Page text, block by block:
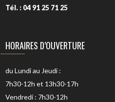
Tél. : 04 91 25 71 25
HORAIRES D’OUVERTURE
du Lundi au Jeudi :
7h30-12h et 13h30-17h
Vendredi : 7h30-12h